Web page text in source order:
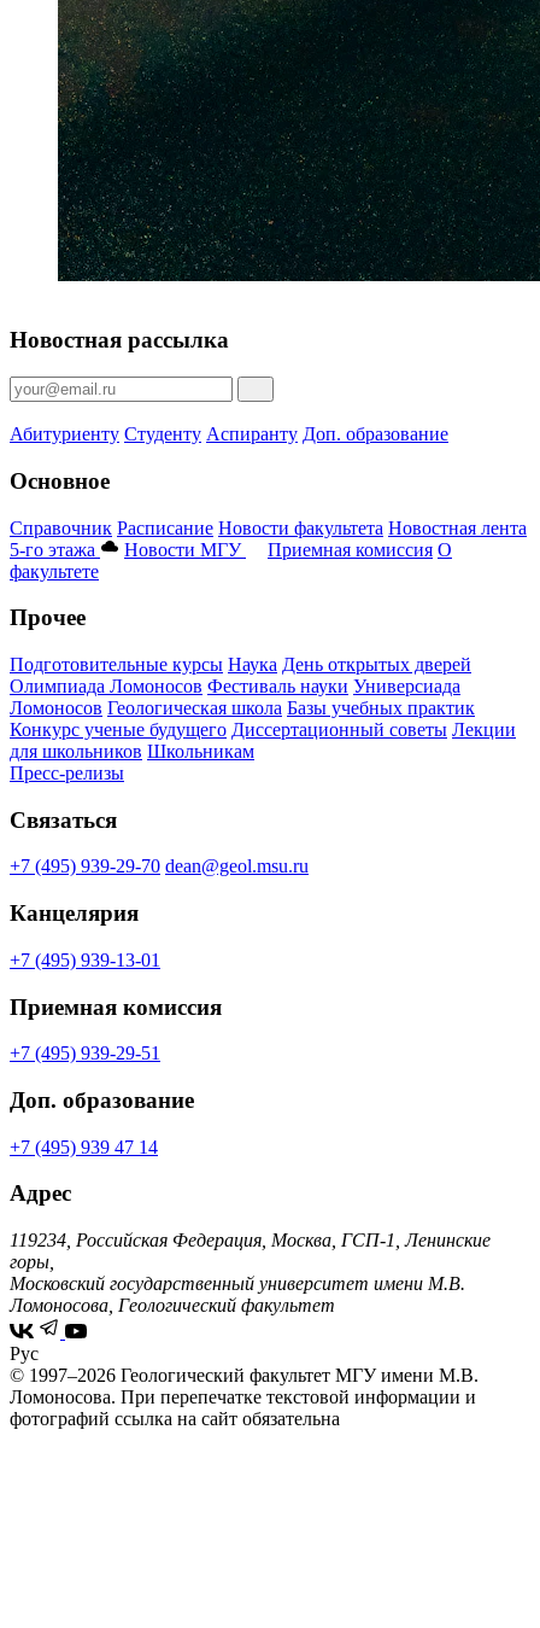
Новостная рассылка
Абитуриенту Студенту Аспиранту Доп. образование
Основное
Справочник Расписание Новости факультета Новостная лента
5-го этажа
Новости МГУ Приемная комиссия О
факультете
Прочее
Подготовительные курсы Наука День открытых дверей
Олимпиада Ломоносов Фестиваль науки Универсиада
Ломоносов Геологическая школа Базы учебных практик
Конкурс ученые будущего Диссертационный советы Лекции
для школьников Школьникам
Пресс-релизы
Связаться
+7 (495) 939-29-70 dean@geol.msu.ru
Канцелярия
+7 (495) 939-13-01
Приемная комиссия
+7 (495) 939-29-51
Доп. образование
+7 (495) 939 47 14
Адрес
119234, Российская Федерация, Москва, ГСП-1, Ленинские
горы,
Московский государственный университет имени М.В.
Ломоносова, Геологический факультет
Рус
© 1997–2026 Геологический факультет МГУ имени М.В.
Ломоносова. При перепечатке текстовой информации и
фотографий ссылка на сайт обязательна